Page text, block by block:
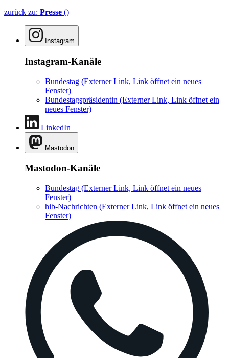
zurück zu: Presse ()
Instagram
Instagram-Kanäle
Bundestag (Externer Link, Link öffnet ein neues
Fenster)
Bundestagspräsidentin (Externer Link, Link öffnet ein
neues Fenster)
LinkedIn
Mastodon
Mastodon-Kanäle
Bundestag (Externer Link, Link öffnet ein neues
Fenster)
hib-Nachrichten (Externer Link, Link öffnet ein neues
Fenster)